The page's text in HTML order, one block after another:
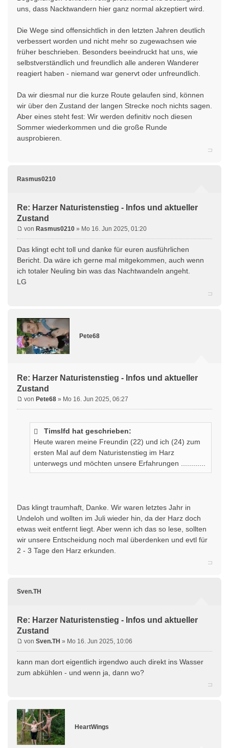
uns, dass Nacktwandern hier ganz normal akzeptiert wird.
Die Wege sind offensichtlich in den letzten Jahren deutlich
verbessert worden und nicht mehr so zugewachsen wie
früher beschrieben. Besonders beeindruckt hat uns, wie
selbstverständlich und freundlich alle anderen Wanderer
reagiert haben - niemand war genervt oder unfreundlich.
Da wir diesmal nur die kurze Route gelaufen sind, können
wir über den Zustand der langen Strecke noch nichts sagen.
Aber eines steht fest: Wir werden definitiv noch diesen
Sommer wiederkommen und die große Runde
ausprobieren.
Rasmus0210
Re: Harzer Naturistenstieg - Infos und aktueller
Zustand
von Rasmus0210 » Mo 16. Jun 2025, 01:20
Das klingt echt toll und danke für euren ausführlichen
Bericht. Da wäre ich gerne mal mitgekommen, auch wenn
ich totaler Neuling bin was das Nachtwandeln angeht.
LG
Pete68
Re: Harzer Naturistenstieg - Infos und aktueller
Zustand
von Pete68 » Mo 16. Jun 2025, 06:27
Timslfd hat geschrieben:
Heute waren meine Freundin (22) und ich (24) zum
ersten Mal auf dem Naturistenstieg im Harz
unterwegs und möchten unsere Erfahrungen ............
Das klingt traumhaft, Danke. Wir waren letztes Jahr in
Undeloh und wollten im Juli wieder hin, da der Harz doch
etwas weit entfernt liegt. Aber wenn ich das so lese, sollten
wir unsere Entscheidung noch mal überdenken und evtl für
2 - 3 Tage den Harz erkunden.
Sven.TH
Re: Harzer Naturistenstieg - Infos und aktueller
Zustand
von Sven.TH » Mo 16. Jun 2025, 10:06
kann man dort eigentlich irgendwo auch direkt ins Wasser
zum abkühlen - und wenn ja, dann wo?
HeartWings